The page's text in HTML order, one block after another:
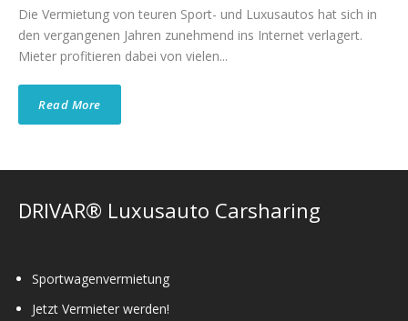
Die Vermietung von teuren Sport- und Luxusautos hat sich in
den vergangenen Jahren zunehmend ins Internet verlagert.
Mieter profitieren dabei von vielen...
Read More
DRIVAR® Luxusauto Carsharing
Sportwagenvermietung
Jetzt Vermieter werden!